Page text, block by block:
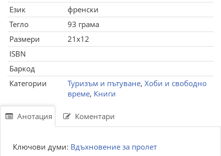
Език
френски
Тегло
93 грама
Размери
21x12
ISBN
Баркод
Категории
Туризъм и пътуване, Хоби и свободно
време, Книги
Анотация Коментари
Ключови думи: Вдъхновение за пролет